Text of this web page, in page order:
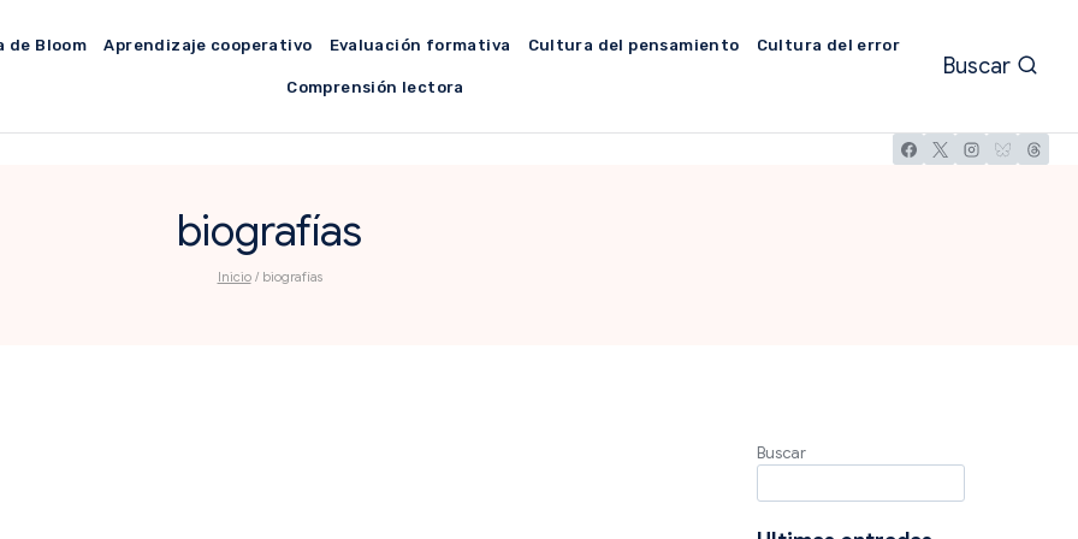
de Bloom Aprendizaje cooperativo Evaluación formativa Cultura del pensamiento Cultura del error
Comprensión lectora
Buscar
biografías
Inicio / biografías
Buscar